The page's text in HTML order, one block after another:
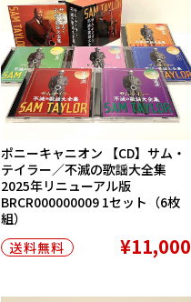
ポニーキャニオン 【CD】サム・
テイラー／不滅の歌謡大全集
2025年リニューアル版
BRCR000000009 1セット（6枚
組）
送料無料
¥11,000